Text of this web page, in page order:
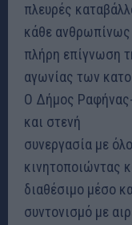
πλευρές
κάθε ανθρωπίνως
πλήρη επίγνωση
αγωνίας των
Ο Δήμος Ραφήνας-
και στενή
συνεργασία με
κινητοποιώντας
διαθέσιμο μέσο
συντονισμό με